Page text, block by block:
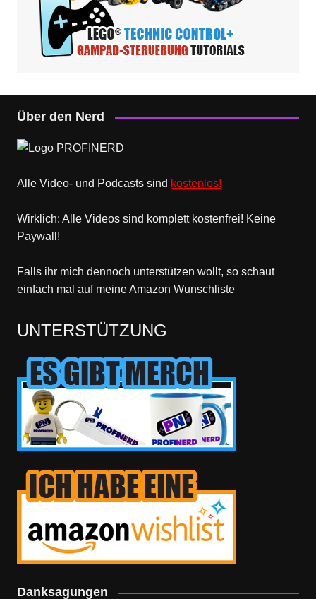
Über den Nerd
Alle Video- und Podcasts sind kostenlos!
Wirklich: Alle Videos sind komplett kostenfrei! Keine
Paywall!
Falls ihr mich dennoch unterstützen wollt, so schaut
einfach mal auf meine Amazon Wunschliste
UNTERSTÜTZUNG
Danksagungen